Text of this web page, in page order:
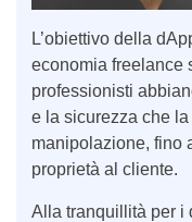
L’obiettivo della
economia freelance
professionisti
e la sicurezza che
manipolazione, fino
proprietà al cliente.
Alla tranquillità per i